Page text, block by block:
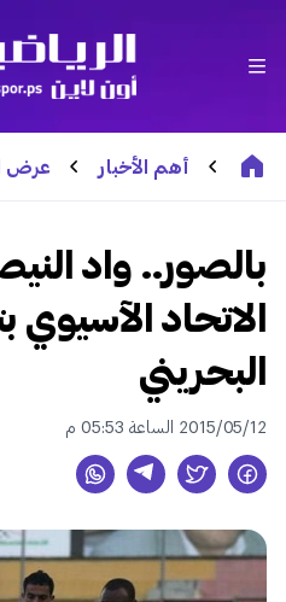
أهم الأخبار عرض
بالصور.. واد
الاتحاد الآسيوي
البحريني
2015/05/12 الساعة 05:53 م